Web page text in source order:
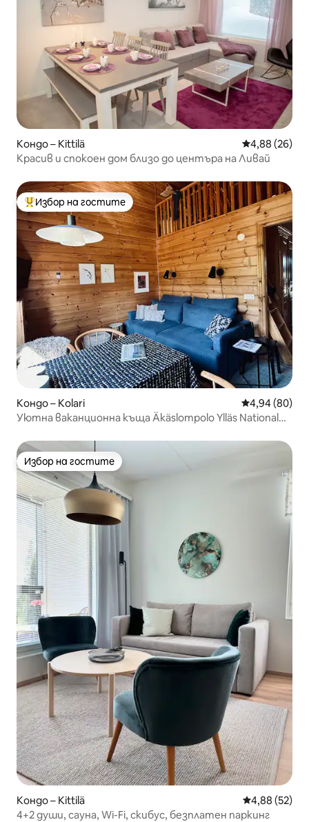
Кондо – Kittilä Средна
4,88 (26)
Красив и спокоен дом близо до центъра на Ливай
Най-популярен избор на гостите
Избор на гостите
Кондо – Kolari Средна
4,94 (80)
Уютна ваканционна къща Äkäslompolo Ylläs National
Избор на гостите
Избор на гостите
Кондо – Kittilä Средна
4,88 (52)
4+2 души, сауна, Wi-Fi, скибус, безплатен паркинг